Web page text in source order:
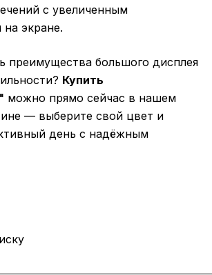
с увеличенным
экране.
преимущества большого дисплея
Купить
можно прямо сейчас в нашем
— выберите свой цвет и
день с надёжным